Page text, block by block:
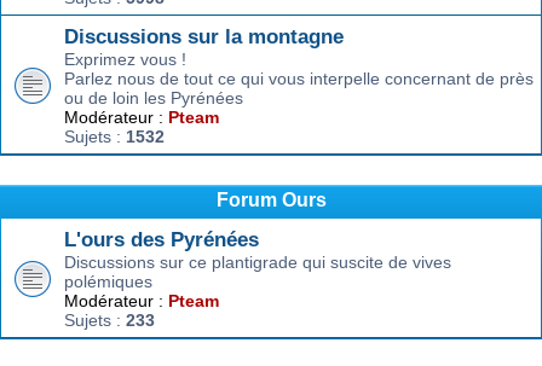
Discussions sur la montagne
Exprimez vous !
Parlez nous de tout ce qui vous interpelle concernant de près
ou de loin les Pyrénées
Modérateur : Pteam
Sujets : 1532
Forum Ours
L'ours des Pyrénées
Discussions sur ce plantigrade qui suscite de vives
polémiques
Modérateur : Pteam
Sujets : 233